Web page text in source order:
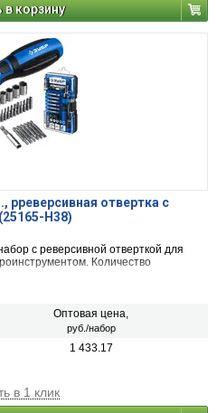
корзину
отвертка с
H38)
с реверсивной отверткой для
Количество
Оптовая цена,
руб./набор
1 433.17
в 1 клик